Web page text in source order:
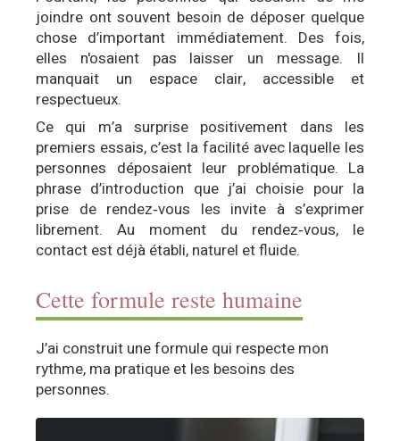
joindre ont souvent besoin de déposer quelque
chose d’important immédiatement. Des fois,
elles n'osaient pas laisser un message. Il
manquait un espace clair, accessible et
respectueux.
Ce qui m’a surprise positivement dans les
premiers essais, c’est la facilité avec laquelle les
personnes déposaient leur problématique. La
phrase d’introduction que j’ai choisie pour la
prise de rendez‑vous les invite à s’exprimer
librement. Au moment du rendez‑vous, le
contact est déjà établi, naturel et fluide.
Cette formule reste humaine
J’ai construit une formule qui respecte mon
rythme, ma pratique et les besoins des
personnes.